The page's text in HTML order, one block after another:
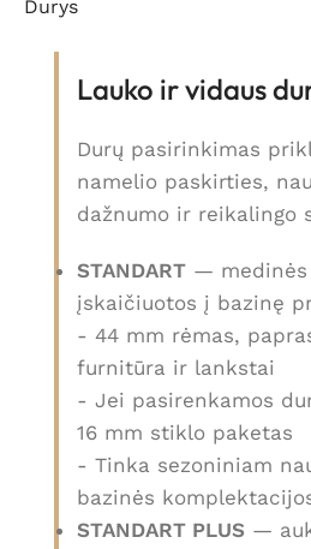
Durys
Lauko ir vidaus
Durų pasirinkimas
namelio paskirties,
dažnumo ir reikalingo
STANDART — medinės
įskaičiuotos į bazinę
- 44 mm rėmas,
furnitūra ir lankstai
- Jei pasirenkamos
16 mm stiklo paketas
- Tinka sezoniniam
bazinės
STANDART PLUS —